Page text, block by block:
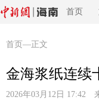
首页
首页 —正文
金海浆纸连续
2026年03月12日 17:42